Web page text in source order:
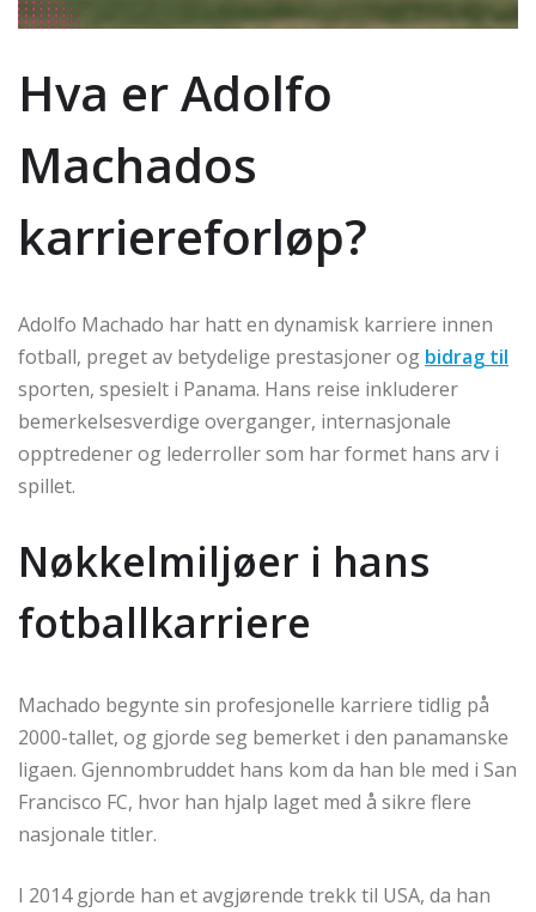
Hva er Adolfo
Machados
karriereforløp?
Adolfo Machado har hatt en dynamisk karriere innen
fotball, preget av betydelige prestasjoner og bidrag til
sporten, spesielt i Panama. Hans reise inkluderer
bemerkelsesverdige overganger, internasjonale
opptredener og lederroller som har formet hans arv i
spillet.
Nøkkelmiljøer i hans
fotballkarriere
Machado begynte sin profesjonelle karriere tidlig på
2000-tallet, og gjorde seg bemerket i den panamanske
ligaen. Gjennombruddet hans kom da han ble med i San
Francisco FC, hvor han hjalp laget med å sikre flere
nasjonale titler.
I 2014 gjorde han et avgjørende trekk til USA, da han